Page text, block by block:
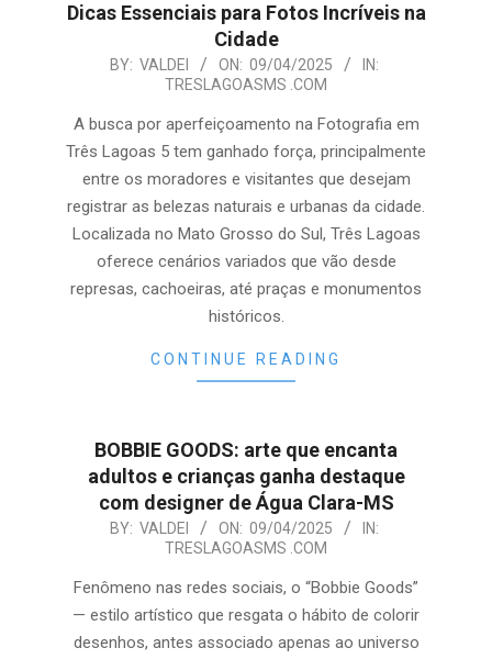
Dicas Essenciais para Fotos Incríveis na
Cidade
09
BY: VALDEI ON: 09/04/2025
IN:
TRESLAGOASMS .COM
A busca por aperfeiçoamento na Fotografia em
Três Lagoas 5 tem ganhado força, principalmente
entre os moradores e visitantes que desejam
registrar as belezas naturais e urbanas da cidade.
Localizada no Mato Grosso do Sul, Três Lagoas
oferece cenários variados que vão desde
represas, cachoeiras, até praças e monumentos
históricos.
CONTINUE READING
BOBBIE GOODS: arte que encanta
adultos e crianças ganha destaque
com designer de Água Clara-MS
09
BY: VALDEI ON: 09/04/2025
IN:
TRESLAGOASMS .COM
Fenômeno nas redes sociais, o “Bobbie Goods”
— estilo artístico que resgata o hábito de colorir
desenhos, antes associado apenas ao universo